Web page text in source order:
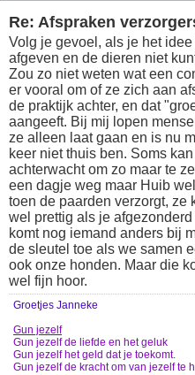
Re: Afspraken
Volg je gevoel, als je het
afgeven en de dieren niet
Zou zo niet weten wat een
er vooral om of ze zich aan
de praktijk achter, en dat
aangeeft. Bij mij lopen
ze alleen laat gaan en is nu
keer niet thuis ben. Soms
achterwacht om zo maar te
een dagje weg maar Huib
toen de paarden verzorgt, ze
wel prettig als je
komt nog iemand anders bij
de sleutel toe als we samen
ook onze honden. Maar die
wel fijn hoor.
Groetjes Janneke
Gun jezelf
Gun jezelf de liefde en het geluk
Gun jezelf het geld dat je toekomt.
Gun jezelf de kracht om van jezelf te